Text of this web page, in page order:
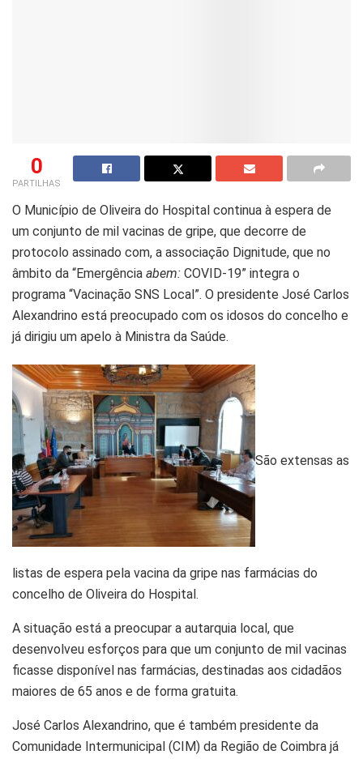
0
PARTILHAS
O Município de Oliveira do Hospital continua à espera de
um conjunto de mil vacinas de gripe, que decorre de
protocolo assinado com, a associação Dignitude, que no
âmbito da “Emergência abem: COVID-19” integra o
programa “Vacinação SNS Local”. O presidente José Carlos
Alexandrino está preocupado com os idosos do concelho e
já dirigiu um apelo à Ministra da Saúde.
São extensas as
listas de espera pela vacina da gripe nas farmácias do
concelho de Oliveira do Hospital.
A situação está a preocupar a autarquia local, que
desenvolveu esforços para que um conjunto de mil vacinas
ficasse disponível nas farmácias, destinadas aos cidadãos
maiores de 65 anos e de forma gratuita.
José Carlos Alexandrino, que é também presidente da
Comunidade Intermunicipal (CIM) da Região de Coimbra já